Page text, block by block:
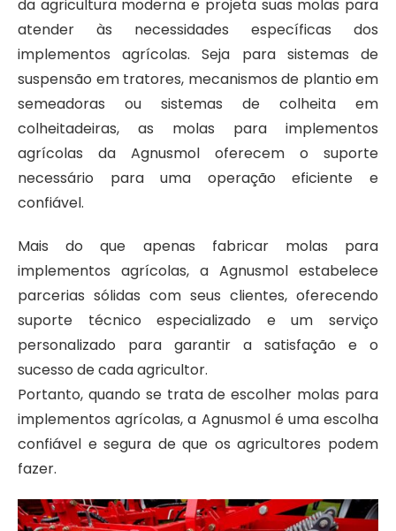
da agricultura moderna e projeta suas molas para
atender às necessidades específicas dos
implementos agrícolas. Seja para sistemas de
suspensão em tratores, mecanismos de plantio em
semeadoras ou sistemas de colheita em
colheitadeiras, as molas para implementos
agrícolas da Agnusmol oferecem o suporte
necessário para uma operação eficiente e
confiável.
Mais do que apenas fabricar molas para
implementos agrícolas, a Agnusmol estabelece
parcerias sólidas com seus clientes, oferecendo
suporte técnico especializado e um serviço
personalizado para garantir a satisfação e o
sucesso de cada agricultor.
Portanto, quando se trata de escolher molas para
implementos agrícolas, a Agnusmol é uma escolha
confiável e segura de que os agricultores podem
fazer.